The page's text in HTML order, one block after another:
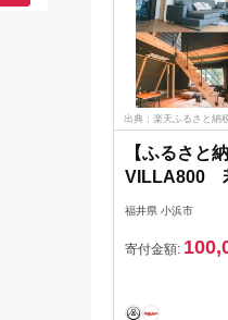
出典：楽天ふるさと納
【ふるさと
VILLA800
ンピングリ
福井県 小浜市
寄付金額: